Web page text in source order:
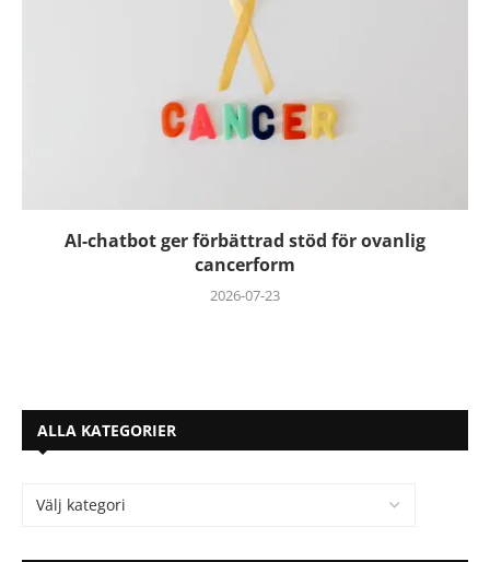
AI-chatbot ger förbättrad stöd för ovanlig
cancerform
2026-07-23
ALLA KATEGORIER